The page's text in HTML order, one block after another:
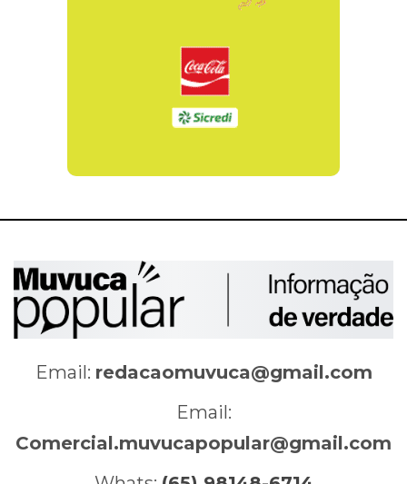
Email: redacaomuvuca@gmail.com
Email:
Comercial.muvucapopular@gmail.com